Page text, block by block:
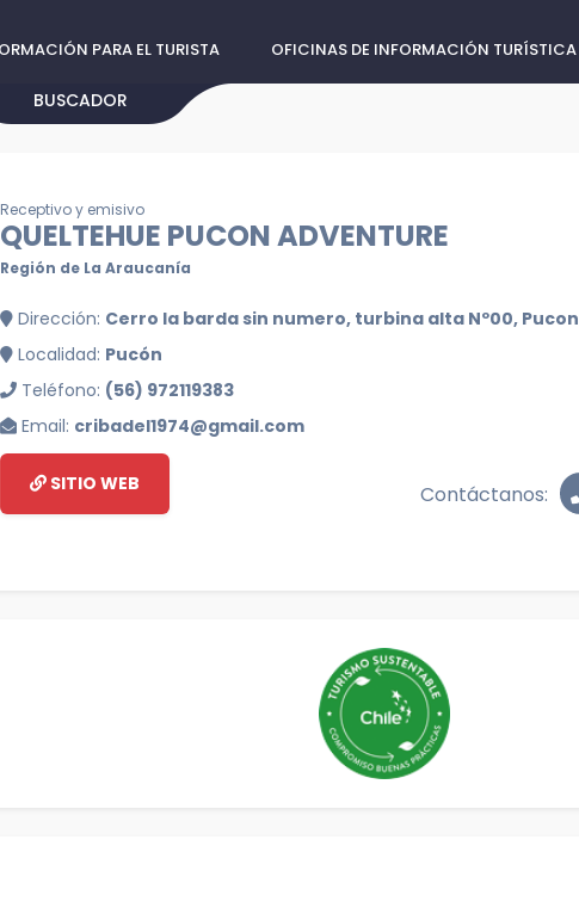
PARA EL TURISTA OFICINAS DE INFORMACIÓN TURÍSTICA
BUSCADOR
Receptivo y emisivo
QUELTEHUE PUCON ADVENTURE
Región de La Araucanía
Dirección: Cerro la barda sin numero, turbina alta Nº00, Pucon
Localidad: Pucón
Teléfono: (56) 972119383
Email: cribadel1974@gmail.com
SITIO WEB Contáctanos: